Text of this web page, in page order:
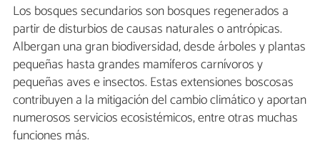
Los bosques secundarios son bosques regenerados a
partir de disturbios de causas naturales o antrópicas.
Albergan una gran biodiversidad, desde árboles y plantas
pequeñas hasta grandes mamíferos carnívoros y
pequeñas aves e insectos. Estas extensiones boscosas
contribuyen a la mitigación del cambio climático y aportan
numerosos servicios ecosistémicos, entre otras muchas
funciones más.